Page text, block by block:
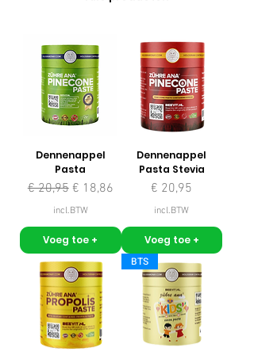
Dennenappel
Pasta
Normale prijs
€ 20,95 Verkoopprijs
€ 18,86
incl.BTW
Voeg toe +
Dennenappel
Pasta Stevia
Prijs
€ 20,95
incl.BTW
Voeg toe +
BTS